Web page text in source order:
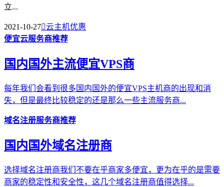
立...
2021-10-27云主机优惠
便宜云服务商推荐
国内国外主流便宜VPS商
每年我们会看到很多国内国外的便宜VPS主机商的出现和消
失，但是最终比较稳定的还是那么一些主流服务商...
域名注册服务商推荐
国内国外域名注册商
选择域名注册商我们不要在乎商家多便宜，更为在乎的是需要
商家的稳定性和安全性，这几个域名注册商值得选择...